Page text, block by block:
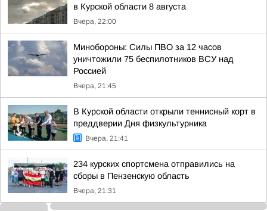
в Курской области 8 августа
Вчера, 22:00
Минобороны: Силы ПВО за 12 часов
уничтожили 75 беспилотников ВСУ над
Россией
Вчера, 21:45
В Курской области открыли теннисный корт в
преддверии Дня физкультурника
Вчера, 21:41
234 курских спортсмена отправились на
сборы в Пензенскую область
Вчера, 21:31